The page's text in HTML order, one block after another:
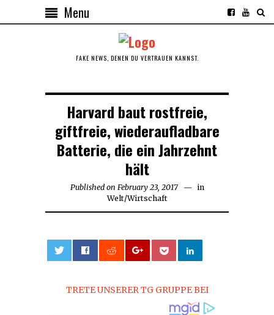
Menu
FAKE NEWS, DENEN DU VERTRAUEN KANNST.
Harvard baut rostfreie,
giftfreie, wiederaufladbare
Batterie, die ein Jahrzehnt
hält
Published on February 23, 2017
in
Welt/Wirtschaft
TRETE UNSERER TG GRUPPE BEI